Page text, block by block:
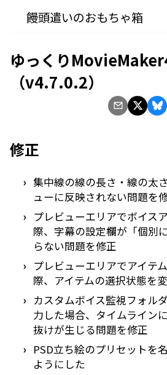
饅頭遣いのおもちゃ箱
ゆっくり
（v4.7.0.2）
修正
集中線の線の長さ・線の太
ューに反映されない問題を
プレビューエリアでボイス
際、字幕の設定欄が「個別
らない問題を修正
プレビューエリアでアイテ
際、アイテムの選択状態を
カスタムボイス監視フォル
力した場合、タイムライン
抜けが生じる問題を修正
PSD立ち絵のプリセットを
ようにした